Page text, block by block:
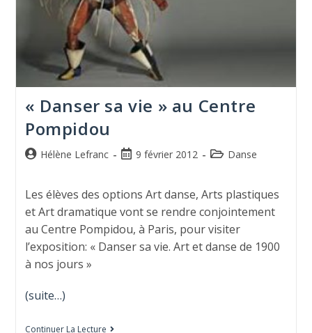
« Danser sa vie » au Centre
Pompidou
Hélène Lefranc 9 février 2012 Danse
Les élèves des options Art danse, Arts plastiques
et Art dramatique vont se rendre conjointement
au Centre Pompidou, à Paris, pour visiter
l’exposition: « Danser sa vie. Art et danse de 1900
à nos jours »
(suite…)
Continuer La Lecture